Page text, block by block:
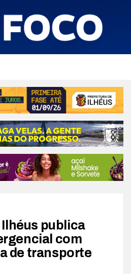
publica
com
de transporte